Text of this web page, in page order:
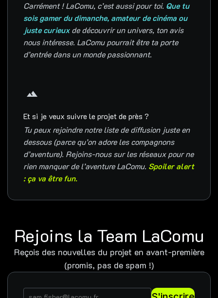
Carrément ! LaComu, c’est aussi pour toi. Que tu
sois gamer du dimanche, amateur de cinéma ou
juste curieuxde découvrir un univers, ton avis
nous intéresse. LaComu pourrait être ta porte
d’entrée dans un monde passionnant.
Et si je veux suivre le projet de près ?
Tu peux rejoindre notre liste de diffusion juste en
dessous (parce qu’on adore les compagnons
d’aventure). Rejoins-nous sur les réseaux pour ne
rien manquer de l’aventure LaComu. Spoiler alert
: ça va être fun.
Rejoins la Team LaComu
Reçois des nouvelles du projet en avant-première
(promis, pas de spam !)